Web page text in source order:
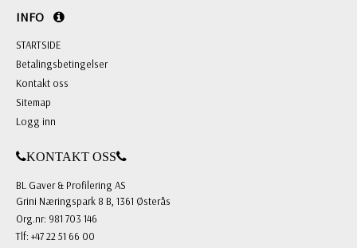
INFO
STARTSIDE
Betalingsbetingelser
Kontakt oss
Sitemap
Logg inn
KONTAKT OSS
BL Gaver & Profilering AS
Grini Næringspark 8 B, 1361 Østerås
Org.nr: 981 703 146
Tlf: +47 22 51 66 00